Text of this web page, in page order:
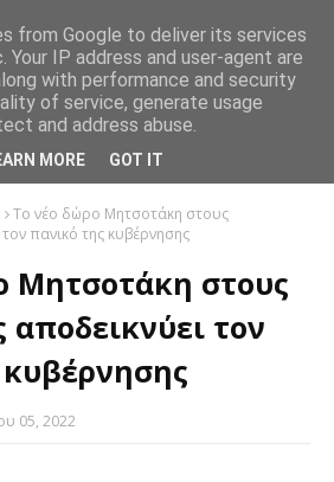
Το νέο δώρο Μητσοτάκη στους
πανικό της κυβέρνησης
Μητσοτάκη στους
αποδεικνύει τον
05, 2022
from Google to deliver its services
Your IP address and user-agent are
with performance and security
of service, generate usage
and address abuse.
MORE GOT IT